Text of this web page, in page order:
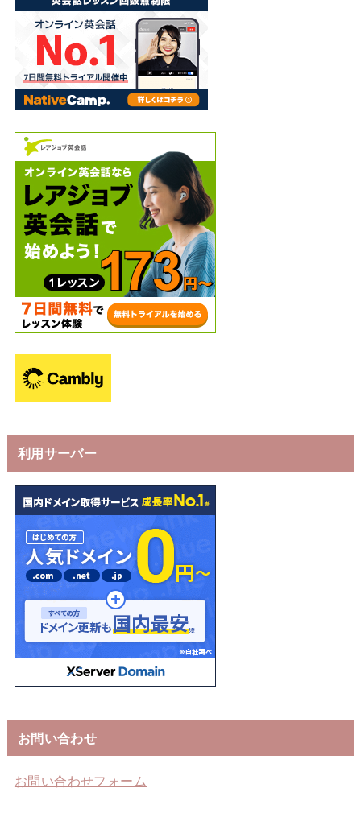
利用サーバー
お問い合わせ
お問い合わせフォーム